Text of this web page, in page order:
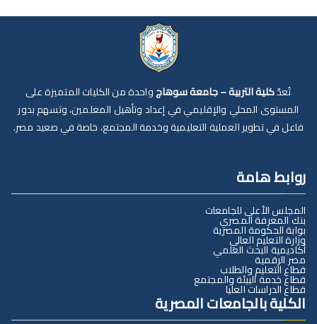
تُعدّكلية التربية – جامعة سوهاجواحدة من الكليات المتميزة على
المستوى المحلي والإقليمي في إعداد وتأهيل المعلمين، وتسهم بدور
فاعل في تطوير العملية التعليمية وخدمة المجتمع، خاصة في صعيد مصر.
روابط هامة
المجلس الأعلى للجامعات
بنك المعرفة المصري
بوابة الحكومة المصرية
وزارة التعليم العالي
أكاديمية البحث العلمي
مصر الرقمية
قطاع التعليم والطلاب
قطاع خدمة البيئة والمجتمع
قطاع الدراسات العليا
الكلية بالجامعات المصرية